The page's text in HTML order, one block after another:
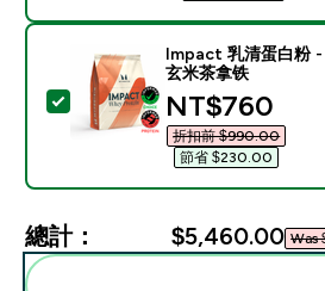
選取此商品 - Impact 乳清蛋
Impact 乳清蛋白粉
玄米茶拿铁
discounted
NT$760‎
折扣前 $990.00‎
節省 $230.00‎
總計： $5,460.00‎ Was